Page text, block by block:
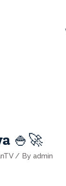
🍚🚀
/ Byadmin